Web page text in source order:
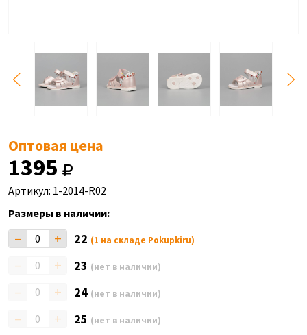
Оптовая цена
1395
Артикул: 1-2014-R02
Размеры в наличии:
– + 22 (1 на складе Pokupkiru)
– + 23 (нет в наличии)
– + 24 (нет в наличии)
– + 25 (нет в наличии)